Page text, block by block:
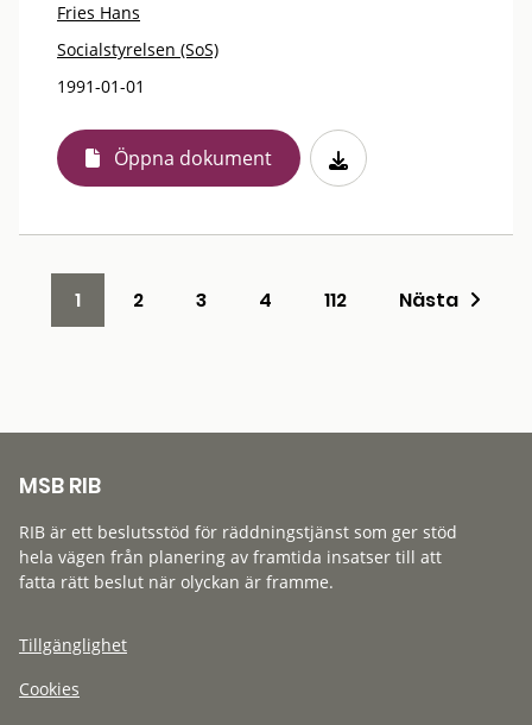
Fries Hans
Socialstyrelsen (SoS)
1991-01-01
Öppna dokument
1 2 3 4 112 Nästa
MSB RIB
RIB är ett beslutsstöd för räddningstjänst som ger stöd
hela vägen från planering av framtida insatser till att
fatta rätt beslut när olyckan är framme.
Tillgänglighet
Cookies